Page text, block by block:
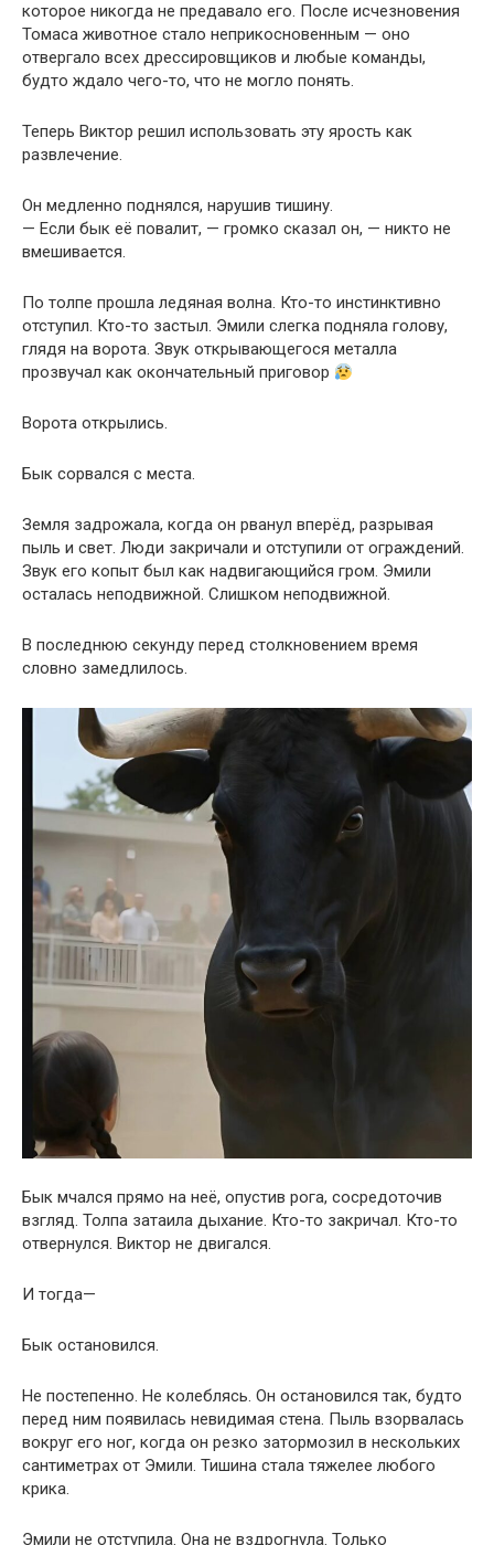
которое никогда не предавало его. После исчезновения
Томаса животное стало неприкосновенным — оно
отвергало всех дрессировщиков и любые команды,
будто ждало чего-то, что не могло понять.
Теперь Виктор решил использовать эту ярость как
развлечение.
Он медленно поднялся, нарушив тишину.
— Если бык её повалит, — громко сказал он, — никто не
вмешивается.
По толпе прошла ледяная волна. Кто-то инстинктивно
отступил. Кто-то застыл. Эмили слегка подняла голову,
глядя на ворота. Звук открывающегося металла
прозвучал как окончательный приговор
Ворота открылись.
Бык сорвался с места.
Земля задрожала, когда он рванул вперёд, разрывая
пыль и свет. Люди закричали и отступили от ограждений.
Звук его копыт был как надвигающийся гром. Эмили
осталась неподвижной. Слишком неподвижной.
В последнюю секунду перед столкновением время
словно замедлилось.
Бык мчался прямо на неё, опустив рога, сосредоточив
взгляд. Толпа затаила дыхание. Кто-то закричал. Кто-то
отвернулся. Виктор не двигался.
И тогда—
Бык остановился.
Не постепенно. Не колеблясь. Он остановился так, будто
перед ним появилась невидимая стена. Пыль взорвалась
вокруг его ног, когда он резко затормозил в нескольких
сантиметрах от Эмили. Тишина стала тяжелее любого
крика.
Эмили не отступила. Она не вздрогнула. Только